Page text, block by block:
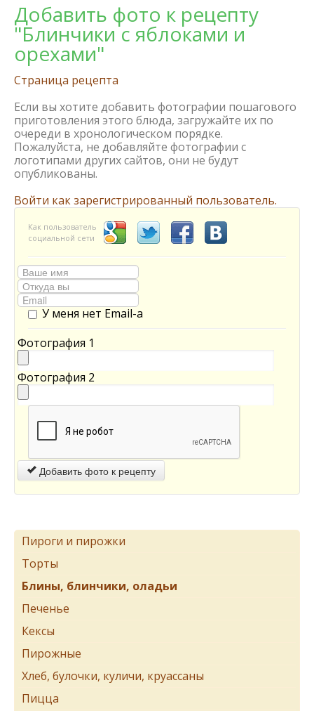
Добавить фото к рецепту
"Блинчики с яблоками и
орехами"
Страница рецепта
Если вы хотите добавить фотографии пошагового
приготовления этого блюда, загружайте их по
очереди в хронологическом порядке.
Пожалуйста, не добавляйте фотографии с
логотипами других сайтов, они не будут
опубликованы.
Войти как зарегистрированный пользователь.
Как пользователь
социальной сети
У меня нет Email-а
Фотография 1
Фотография 2
Добавить фото к рецепту
Пироги и пирожки
Торты
Блины, блинчики, оладьи
Печенье
Кексы
Пирожные
Хлеб, булочки, куличи, круассаны
Пицца